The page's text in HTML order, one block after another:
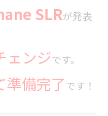
SLRが発表
ェンジです。
準備完了です！